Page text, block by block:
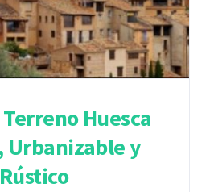
Huesca
Urbanizable y
Rústico